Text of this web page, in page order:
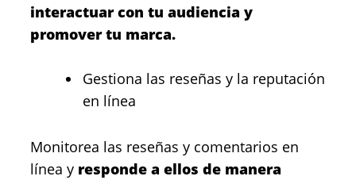
interactuar con tu audiencia y
promover tu marca.
Gestiona las reseñas y la reputación
en línea
Monitorea las reseñas y comentarios en
línea y responde a ellos de manera